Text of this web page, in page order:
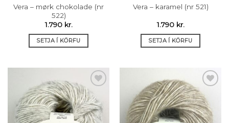
Vera – mørk chokolade (nr
522)
1.790 kr.
SETJA Í KÖRFU
Vera – karamel (nr 521)
1.790 kr.
SETJA Í KÖRFU
Setja á
óskalista
Setja á
óskalista